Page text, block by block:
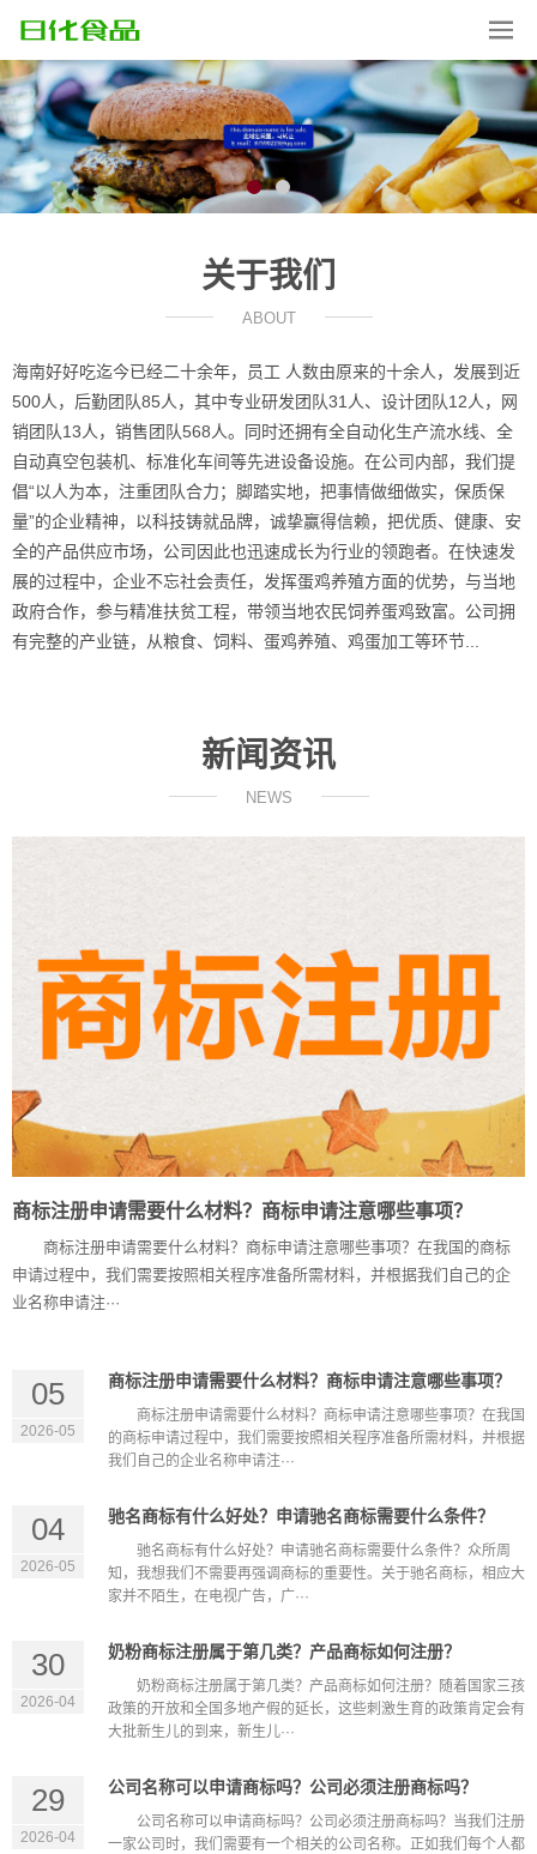
关于我们
ABOUT
海南好好吃迄今已经二十余年，员工 人数由原来的十余人，发展到近
500人，后勤团队85人，其中专业研发团队31人、设计团队12人，网
销团队13人，销售团队568人。同时还拥有全自动化生产流水线、全
自动真空包装机、标准化车间等先进设备设施。在公司内部，我们提
倡“以人为本，注重团队合力；脚踏实地，把事情做细做实，保质保
量”的企业精神，以科技铸就品牌，诚挚赢得信赖，把优质、健康、安
全的产品供应市场，公司因此也迅速成长为行业的领跑者。在快速发
展的过程中，企业不忘社会责任，发挥蛋鸡养殖方面的优势，与当地
政府合作，参与精准扶贫工程，带领当地农民饲养蛋鸡致富。公司拥
有完整的产业链，从粮食、饲料、蛋鸡养殖、鸡蛋加工等环节...
新闻资讯
NEWS
商标注册申请需要什么材料？商标申请注意哪些事项？
商标注册申请需要什么材料？商标申请注意哪些事项？在我国的商标
申请过程中，我们需要按照相关程序准备所需材料，并根据我们自己的企
业名称申请注···
05
2026-05
商标注册申请需要什么材料？商标申请注意哪些事项？
商标注册申请需要什么材料？商标申请注意哪些事项？在我国
的商标申请过程中，我们需要按照相关程序准备所需材料，并根据
我们自己的企业名称申请注···
04
2026-05
驰名商标有什么好处？申请驰名商标需要什么条件？
驰名商标有什么好处？申请驰名商标需要什么条件？众所周
知，我想我们不需要再强调商标的重要性。关于驰名商标，相应大
家并不陌生，在电视广告，广···
30
2026-04
奶粉商标注册属于第几类？产品商标如何注册？
奶粉商标注册属于第几类？产品商标如何注册？随着国家三孩
政策的开放和全国多地产假的延长，这些刺激生育的政策肯定会有
大批新生儿的到来，新生儿···
29
2026-04
公司名称可以申请商标吗？公司必须注册商标吗？
公司名称可以申请商标吗？公司必须注册商标吗？当我们注册
一家公司时，我们需要有一个相关的公司名称。正如我们每个人都